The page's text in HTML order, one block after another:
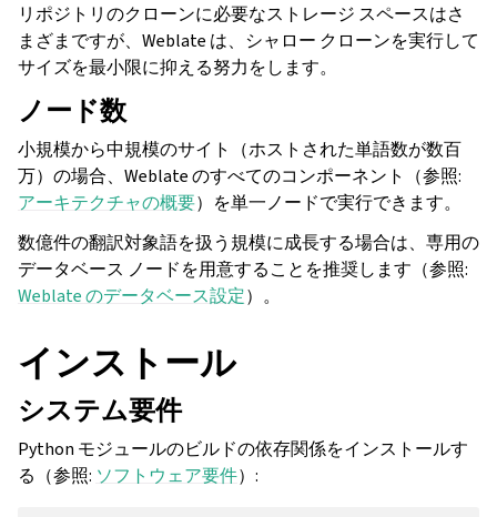
navigation of 導入方法
リポジトリのクローンに必要なストレージ スペースはさ
まざまですが、Weblate は、シャロー クローンを実行して
サイズを最小限に抑える努力をします。
ノード数
小規模から中規模のサイト（ホストされた単語数が数百
万）の場合、Weblate のすべてのコンポーネント（参照:
アーキテクチャの概要）を単一ノードで実行できます。
数億件の翻訳対象語を扱う規模に成長する場合は、専用の
データベース ノードを用意することを推奨します（参照:
Weblate のデータベース設定）。
インストール
システム要件
Python モジュールのビルドの依存関係をインストールす
る（参照: ソフトウェア要件）: